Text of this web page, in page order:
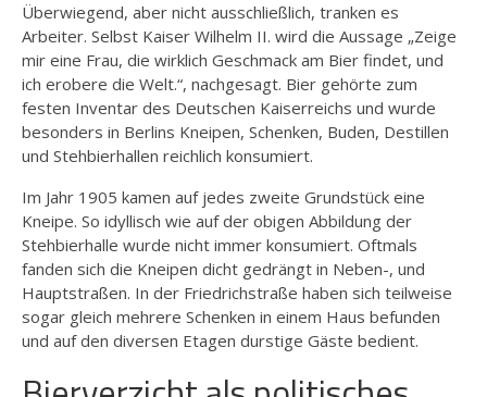
Überwiegend, aber nicht ausschließlich, tranken es
Arbeiter. Selbst Kaiser Wilhelm II. wird die Aussage „Zeige
mir eine Frau, die wirklich Geschmack am Bier findet, und
ich erobere die Welt.“, nachgesagt. Bier gehörte zum
festen Inventar des Deutschen Kaiserreichs und wurde
besonders in Berlins Kneipen, Schenken, Buden, Destillen
und Stehbierhallen reichlich konsumiert.
Im Jahr 1905 kamen auf jedes zweite Grundstück eine
Kneipe. So idyllisch wie auf der obigen Abbildung der
Stehbierhalle wurde nicht immer konsumiert. Oftmals
fanden sich die Kneipen dicht gedrängt in Neben-, und
Hauptstraßen. In der Friedrichstraße haben sich teilweise
sogar gleich mehrere Schenken in einem Haus befunden
und auf den diversen Etagen durstige Gäste bedient.